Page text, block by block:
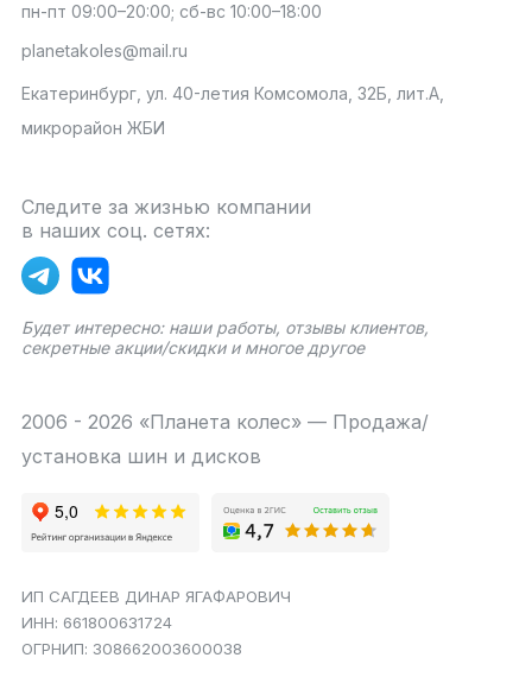
пн-пт 09:00–20:00; сб-вс 10:00–18:00
planetakoles@mail.ru
Екатеринбург, ул. 40-летия Комсомола, 32Б, лит.А,
микрорайон ЖБИ
Следите за жизнью компании
в наших соц. сетях:
Будет интересно: наши работы, отзывы клиентов,
секретные акции/скидки и многое другое
2006 - 2026 «Планета колес» — Продажа/
установка шин и дисков
ИП САГДЕЕВ ДИНАР ЯГАФАРОВИЧ
ИНН: 661800631724
ОГРНИП: 308662003600038